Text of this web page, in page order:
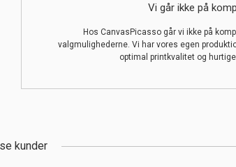
Vi går ikke på
Hos CanvasPicasso går vi ikke på
valgmulighederne. Vi har vores egen
optimal printkvalitet og
kunder